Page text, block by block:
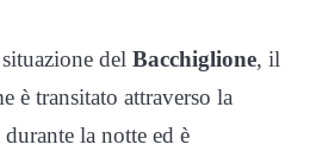
del Bacchiglione, il
è transitato attraverso la
la notte ed è